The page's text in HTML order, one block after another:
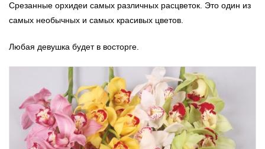
Срезанные орхидеи самых различных расцветок. Это один из
самых необычных и самых красивых цветов.
Любая девушка будет в восторге.